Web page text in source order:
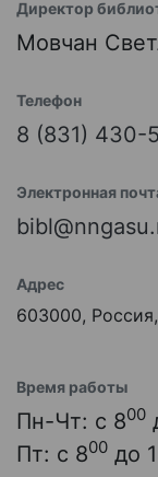
Директор
Мовчан
Телефон
8 (831) 430-
Электронная
Адрес
603000,
Время работы
Пн-Чт: с 800
Пт: с 800 до